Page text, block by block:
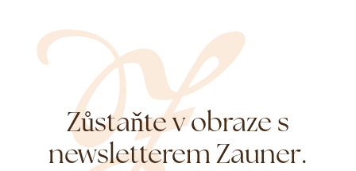
Zůstaňte v obraze s
newsletterem Zauner.